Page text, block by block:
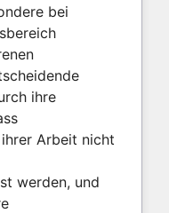
bei
ihre
Arbeit nicht
werden, und